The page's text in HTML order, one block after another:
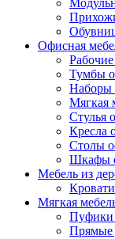
Офисная
Тумбы
Наборы
Мягкая
Стулья
Кресла
Столы
Шкафы
Мебель из
Мягкая
Пуфики
Прямые